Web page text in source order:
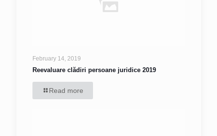
February 14, 2019
Reevaluare clădiri persoane juridice 2019
Read more